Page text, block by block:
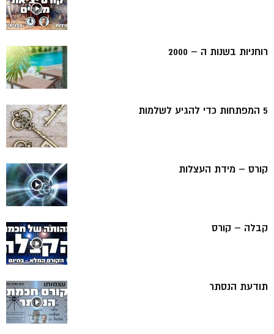
רוחניות בשנות ה – 2000
5 המפתחות כדי להגיע לשלמות
קורס – מידת העצלות
קבלה – קורס
תודעת הנסתר